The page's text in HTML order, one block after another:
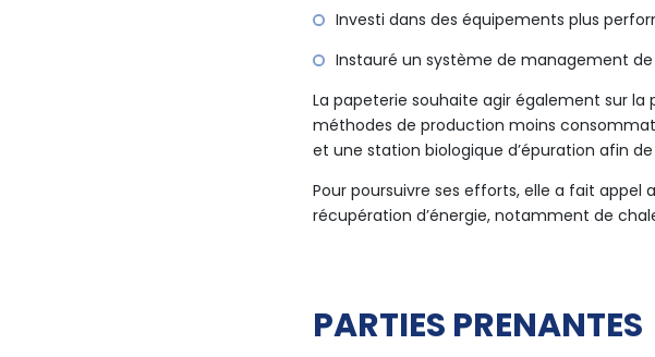
Investi dans des équipements plus
Instauré un système de management de
La papeterie souhaite agir également sur
méthodes de production moins
et une station biologique d’épuration afin
Pour poursuivre ses efforts, elle a fait appel
récupération d’énergie, notamment de
PARTIES PRENANTES